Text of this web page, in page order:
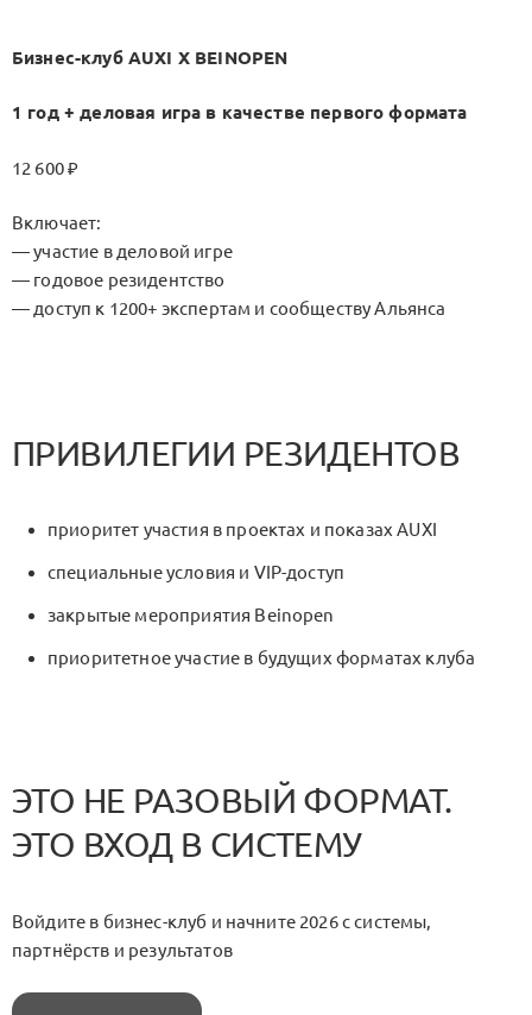
Бизнес-клуб AUXI X BEINOPEN
1 год + деловая игра в качестве первого формата
12 600 ₽
Включает:
— участие в деловой игре
— годовое резидентство
— доступ к 1200+ экспертам и сообществу Альянса
ПРИВИЛЕГИИ РЕЗИДЕНТОВ
приоритет участия в проектах и показах AUXI
специальные условия и VIP-доступ
закрытые мероприятия Beinopen
приоритетное участие в будущих форматах клуба
ЭТО НЕ РАЗОВЫЙ ФОРМАТ.
ЭТО ВХОД В СИСТЕМУ
Войдите в бизнес-клуб и начните 2026 с системы,
партнёрств и результатов